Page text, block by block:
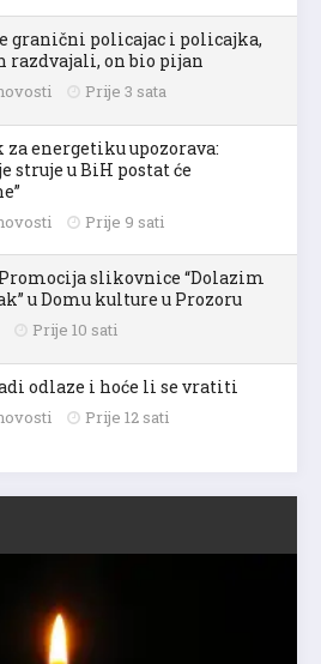
granični policajac i policajka,
razdvajali, on bio pijan
Prije 3 sata
za energetiku upozorava:
struje u BiH postat će
Prije 9 sati
Promocija slikovnice “Dolazim
u Domu kulture u Prozoru
Prije 10 sati
odlaze i hoće li se vratiti
Prije 12 sati